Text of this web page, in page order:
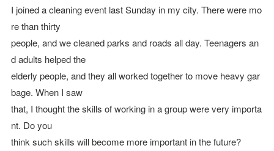
I joined a cleaning event last Sunday in my city. There were mo
re than thirty
people, and we cleaned parks and roads all day. Teenagers an
d adults helped the
elderly people, and they all worked together to move heavy gar
bage. When I saw
that, I thought the skills of working in a group were very importa
nt. Do you
think such skills will become more important in the future?